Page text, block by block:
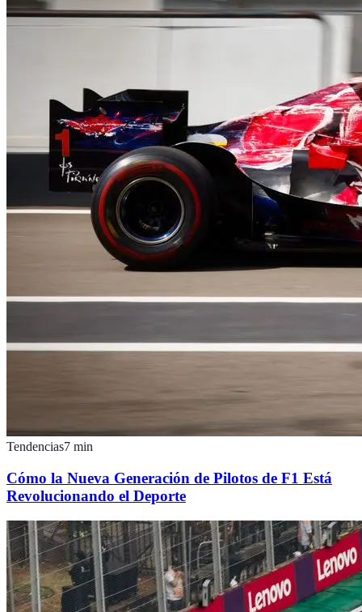
Tendencias7 min
Cómo la Nueva Generación de Pilotos de F1 Está
Revolucionando el Deporte